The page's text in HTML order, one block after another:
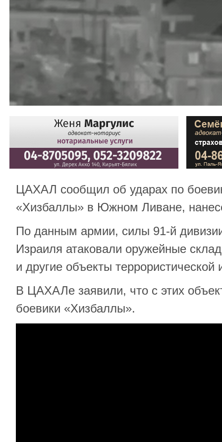
ЦАХАЛ сообщил об ударах по
«Хизбаллы» в Южном Ливане,
По данным армии, силы 91-й
Израиля атаковали оружейные
и другие объекты террористической
В ЦАХАЛе заявили, что с этих
боевики «Хизбаллы».